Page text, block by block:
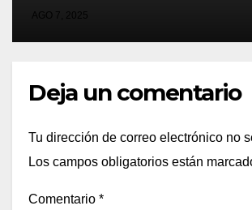
vendió la idea para
AGO 7, 2025
Deja un comentario
Tu dirección de correo electrónico no
Los campos obligatorios están
Comentario *